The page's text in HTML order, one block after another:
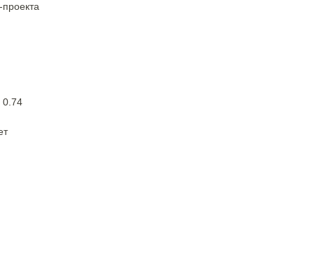
0.74